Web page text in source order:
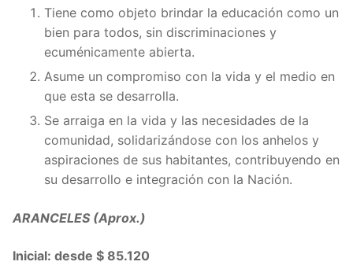
Tiene como objeto brindar la educación como un
bien para todos, sin discriminaciones y
ecuménicamente abierta.
Asume un compromiso con la vida y el medio en
que esta se desarrolla.
Se arraiga en la vida y las necesidades de la
comunidad, solidarizándose con los anhelos y
aspiraciones de sus habitantes, contribuyendo en
su desarrollo e integración con la Nación.
ARANCELES (Aprox.)
Inicial: desde $ 85.120